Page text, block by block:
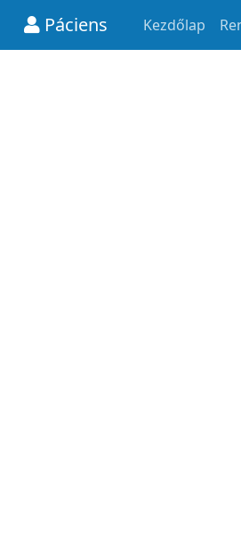
Páciens Kezdőlap